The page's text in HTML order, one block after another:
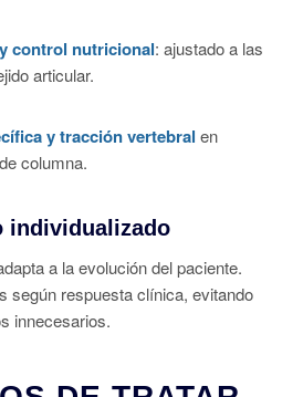
control nutricional: ajustado a las
articular.
y tracción vertebral en
columna.
individualizado
a la evolución del paciente.
según respuesta clínica, evitando
innecesarios.